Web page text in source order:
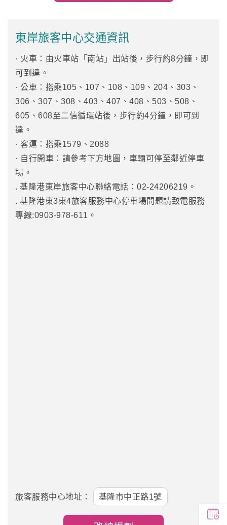
東岸旅客中心交通資訊
· 火車：由火車站「南站」出站後，步行約8分鐘，即
可到達。
· 公車：搭乘105、107、108、109、204、303、
306、307、308、403、407、408、503、508、
605、608至二信循環站後，步行約4分鐘，即可到
達。
· 客運：搭乘1579、2088
· 自行開車：請參考下方地圖，車輛可停至鄰近停車
場。
. 基隆港東岸旅客中心聯絡電話：02-24206219。
. 基隆港東3東4旅客服務中心停車場問題請致電服務
專線:0903-978-611。
旅客服務中心地址： 基隆市中正路1號